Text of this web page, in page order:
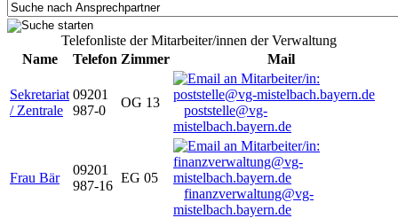
Telefonliste der Mitarbeiter/innen der Verwaltung
Name
Telefon Zimmer Mail
Sekretariat
/ Zentrale
09201
987-0
OG 13
poststelle@vg-
mistelbach.bayern.de
Frau Bär
09201
987-16
EG 05
finanzverwaltung@vg-
mistelbach.bayern.de